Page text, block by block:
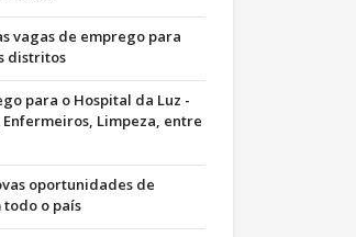
vagas de emprego para
distritos
para o Hospital da Luz -
Limpeza, entre
oportunidades de
o país